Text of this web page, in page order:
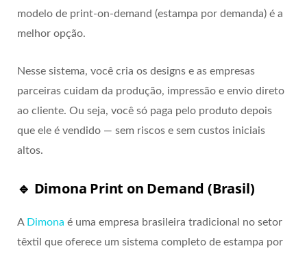
modelo de print-on-demand (estampa por demanda) é a
melhor opção.
Nesse sistema, você cria os designs e as empresas
parceiras cuidam da produção, impressão e envio direto
ao cliente. Ou seja, você só paga pelo produto depois
que ele é vendido — sem riscos e sem custos iniciais
altos.
🔹 Dimona Print on Demand (Brasil)
A Dimona é uma empresa brasileira tradicional no setor
têxtil que oferece um sistema completo de estampa por